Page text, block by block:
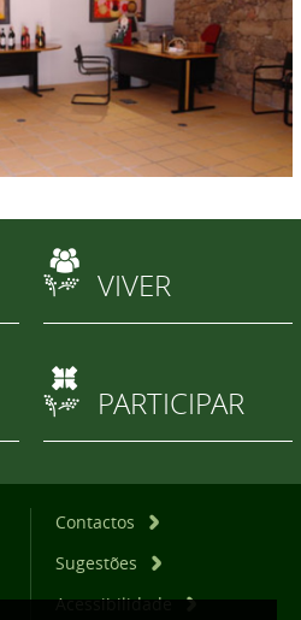
VIVER
PARTICIPAR
Contactos
Sugestões
Acessibilidade